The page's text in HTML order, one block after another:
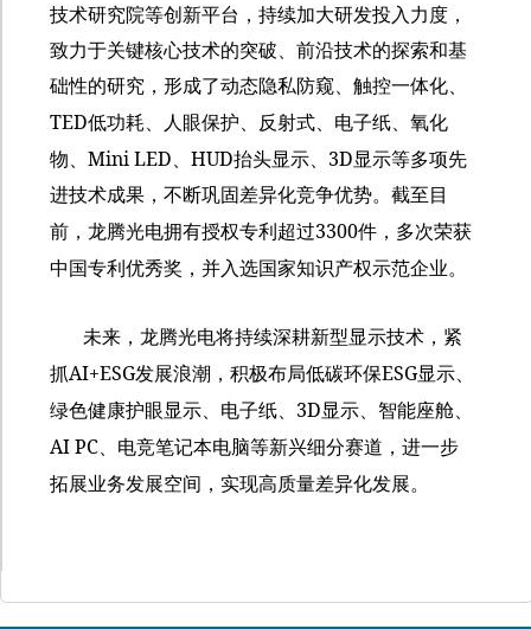
技术研究院等创新平台，持续加大研发投入力度，
致力于关键核心技术的突破、前沿技术的探索和基
础性的研究，形成了动态隐私防窥、触控一体化、
TED低功耗、人眼保护、反射式、电子纸、氧化
物、 Mini LED HUD抬头显示、 3D显示等多项先
进技术成果，不断巩固差异化竞争优势。截至目
前，龙腾光电拥有授权专利超过3300件，多次荣获
中国专利优秀奖，并入选国家知识产权示范企业。
未来，龙腾光电将持续深耕新型显示技术，紧
抓AI+ESG发展浪潮，积极布局低碳环保ESG显示、
绿色健康护眼显示、电子纸、 3D显示、智能座舱、
AI PC 、电竞笔记本电脑等新兴细分赛道，进一步
拓展业务发展空间，实现高质量差异化发展。